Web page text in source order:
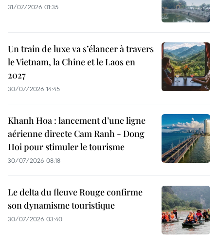
31/07/2026 01:35
Un train de luxe va s’élancer à travers
le Vietnam, la Chine et le Laos en
2027
30/07/2026 14:45
Khanh Hoa : lancement d’une ligne
aérienne directe Cam Ranh - Dong
Hoi pour stimuler le tourisme
30/07/2026 08:18
Le delta du fleuve Rouge confirme
son dynamisme touristique
30/07/2026 03:40